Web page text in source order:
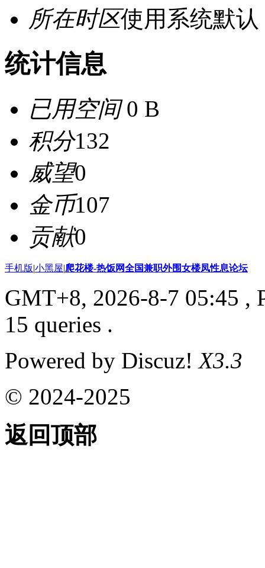
所在时区使用系统默认
统计信息
已用空间0 B
积分132
威望0
金币107
贡献0
手机版|小黑屋|爬花楼-热饭网全国兼职外围女楼凤性息论坛
GMT+8, 2026-8-7 05:45 ,
15 queries .
Powered by Discuz!X3.3
© 2024-2025
返回顶部